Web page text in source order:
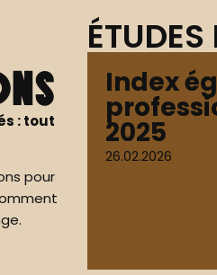
: tout
pour
Index
2025
26.02.2026